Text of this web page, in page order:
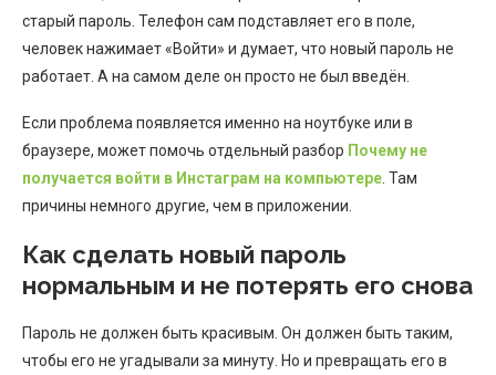
старый пароль. Телефон сам подставляет его в поле,
человек нажимает «Войти» и думает, что новый пароль не
работает. А на самом деле он просто не был введён.
Если проблема появляется именно на ноутбуке или в
браузере, может помочь отдельный разбор Почему не
получается войти в Инстаграм на компьютере. Там
причины немного другие, чем в приложении.
Как сделать новый пароль
нормальным и не потерять его снова
Пароль не должен быть красивым. Он должен быть таким,
чтобы его не угадывали за минуту. Но и превращать его в